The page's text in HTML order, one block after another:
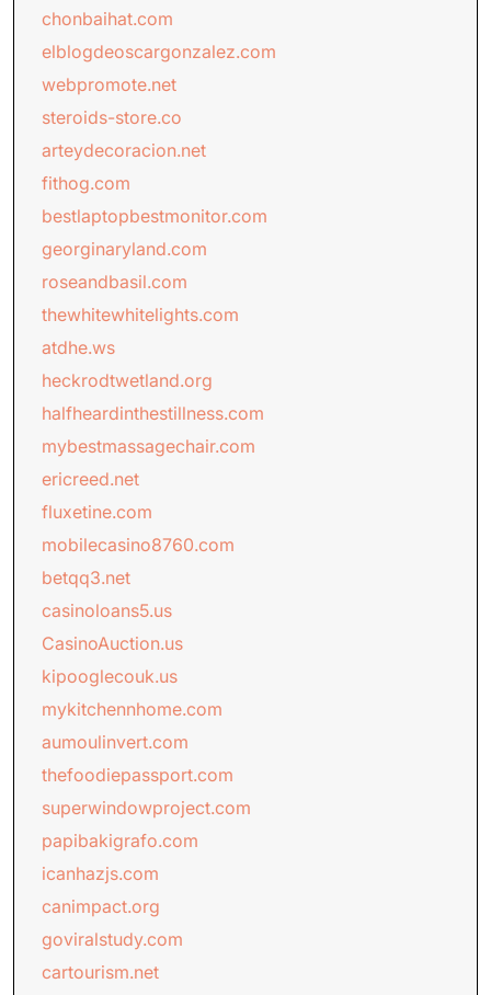
chonbaihat.com
elblogdeoscargonzalez.com
webpromote.net
steroids-store.co
arteydecoracion.net
fithog.com
bestlaptopbestmonitor.com
georginaryland.com
roseandbasil.com
thewhitewhitelights.com
atdhe.ws
heckrodtwetland.org
halfheardinthestillness.com
mybestmassagechair.com
ericreed.net
fluxetine.com
mobilecasino8760.com
betqq3.net
casinoloans5.us
CasinoAuction.us
kipooglecouk.us
mykitchennhome.com
aumoulinvert.com
thefoodiepassport.com
superwindowproject.com
papibakigrafo.com
icanhazjs.com
canimpact.org
goviralstudy.com
cartourism.net